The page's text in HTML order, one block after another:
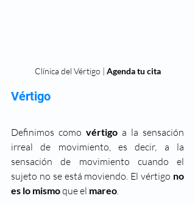
Clínica del Vértigo | Agenda tu cita
Vértigo
Definimos como vértigo a la sensación
irreal de movimiento, es decir, a la
sensación de movimiento cuando el
sujeto no se está moviendo. El vértigo no
es lo mismo que el mareo.